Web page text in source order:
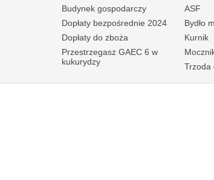
Budynek gospodarczy
Dopłaty bezpośrednie 2024
Dopłaty do zboża
Przestrzegasz GAEC 6 w
kukurydzy
ASF
Bydło
Kurnik
Trzoda